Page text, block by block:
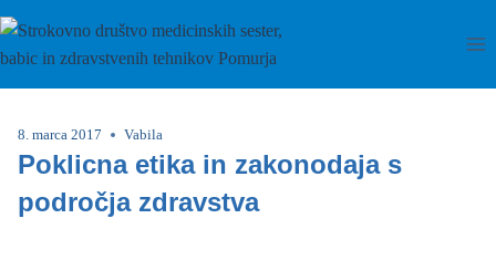
Skip
to
content
8. marca 2017 Vabila
Poklicna etika in zakonodaja s
področja zdravstva